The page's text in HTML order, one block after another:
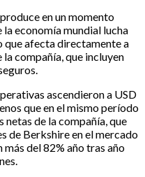
en un momento
economía mundial lucha
que afecta directamente a
compañía, que incluyen
ascendieron a USD
que en el mismo período
netas de la compañía, que
de Berkshire en el mercado
del 82% año tras año